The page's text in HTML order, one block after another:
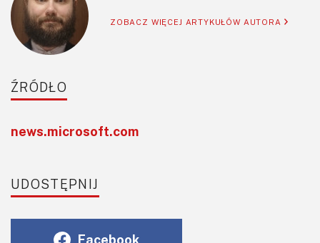
ZOBACZ WIĘCEJ ARTYKUŁÓW AUTORA
ŹRÓDŁO
news.microsoft.com
UDOSTĘPNIJ
Facebook